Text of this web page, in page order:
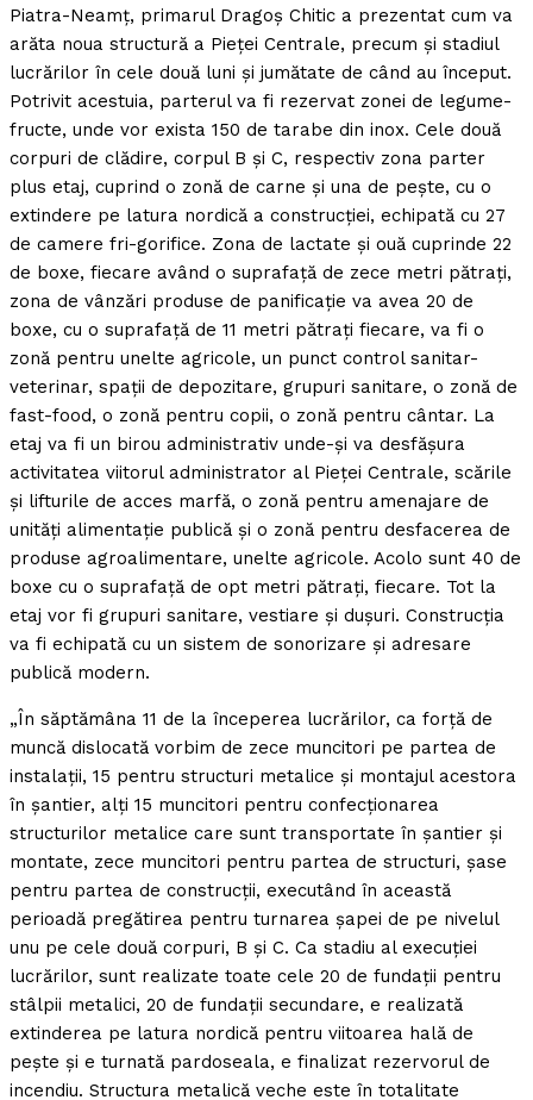
Piatra-Neamţ, primarul Dragoş Chitic a prezentat cum va
arăta noua structură a Pieţei Centrale, precum şi stadiul
lucrărilor în cele două luni şi jumătate de când au început.
Potrivit acestuia, parterul va fi rezervat zonei de legume-
fructe, unde vor exista 150 de tarabe din inox. Cele două
corpuri de clădire, corpul B şi C, respectiv zona parter
plus etaj, cuprind o zonă de carne şi una de peşte, cu o
extindere pe latura nordică a construcţiei, echipată cu 27
de camere fri-gorifice. Zona de lactate şi ouă cuprinde 22
de boxe, fiecare având o suprafaţă de zece metri pătraţi,
zona de vânzări produse de panificaţie va avea 20 de
boxe, cu o suprafaţă de 11 metri pătraţi fiecare, va fi o
zonă pentru unelte agricole, un punct control sanitar-
veterinar, spaţii de depozitare, grupuri sanitare, o zonă de
fast-food, o zonă pentru copii, o zonă pentru cântar. La
etaj va fi un birou administrativ unde-şi va desfăşura
activitatea viitorul administrator al Pieţei Centrale, scările
şi lifturile de acces marfă, o zonă pentru amenajare de
unităţi alimentaţie publică şi o zonă pentru desfacerea de
produse agroalimentare, unelte agricole. Acolo sunt 40 de
boxe cu o suprafaţă de opt metri pătraţi, fiecare. Tot la
etaj vor fi grupuri sanitare, vestiare şi duşuri. Construcţia
va fi echipată cu un sistem de sonorizare şi adresare
publică modern.
„În săptămâna 11 de la începerea lucrărilor, ca forţă de
muncă dislocată vorbim de zece muncitori pe partea de
instalaţii, 15 pentru structuri metalice şi montajul acestora
în şantier, alţi 15 muncitori pentru confecţionarea
structurilor metalice care sunt transportate în şantier şi
montate, zece muncitori pentru partea de structuri, şase
pentru partea de construcţii, executând în această
perioadă pregătirea pentru turnarea şapei de pe nivelul
unu pe cele două corpuri, B şi C. Ca stadiu al execuţiei
lucrărilor, sunt realizate toate cele 20 de fundaţii pentru
stâlpii metalici, 20 de fundaţii secundare, e realizată
extinderea pe latura nordică pentru viitoarea hală de
peşte şi e turnată pardoseala, e finalizat rezervorul de
incendiu. Structura metalică veche este în totalitate